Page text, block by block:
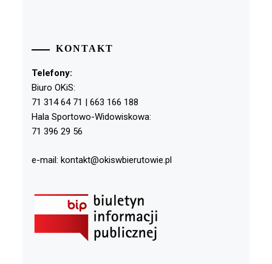
KONTAKT
Telefony:
Biuro OKiS:
71 314 64 71 | 663 166 188
Hala Sportowo-Widowiskowa:
71 396 29 56
e-mail: kontakt@okiswbierutowie.pl